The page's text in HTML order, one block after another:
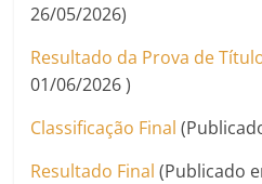
26/05/2026)
Resultado da Prova de
01/06/2026 )
Classificação Final
Resultado Final (Publicado